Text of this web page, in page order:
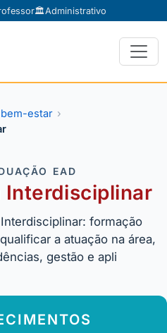
🏛️Administrativo
bem-estar
EAD
Interdisciplinar
formação
a atuação na área,
gestão e apli